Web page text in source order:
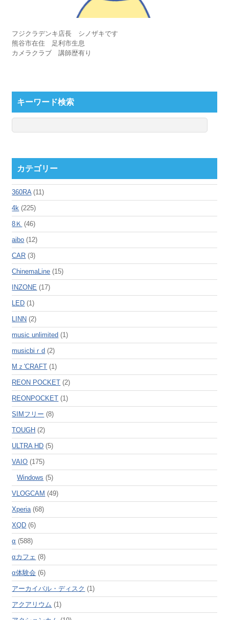
フジクラデンキ店長 シノザキです
熊谷市在住 足利市生息
カメラクラブ 講師歴有り
キーワード検索
カテゴリー
360RA (11)
4k (225)
8Ｋ (46)
aibo (12)
CAR (3)
ChinemaLine (15)
INZONE (17)
LED (1)
LINN (2)
music unlimited (1)
musicbiｒd (2)
Mｚ'CRAFT (1)
REON POCKET (2)
REONPOCKET (1)
SIMフリー (8)
TOUGH (2)
ULTRA HD (5)
VAIO (175)
Windows (5)
VLOGCAM (49)
Xperia (68)
XQD (6)
α (588)
αカフェ (8)
α体験会 (6)
アーカイバル・ディスク (1)
アクアリウム (1)